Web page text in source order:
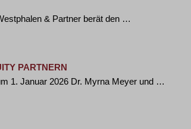
& Partner berät den …
PARTNERN
1. Januar 2026 Dr. Myrna Meyer und …